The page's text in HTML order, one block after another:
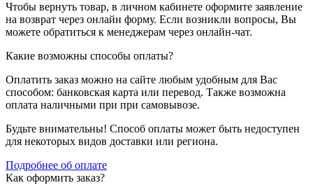
Чтобы вернуть товар, в личном кабинете оформите заявление
на возврат через онлайн форму. Если возникли вопросы, Вы
можете обратиться к менеджерам через онлайн-чат.
Какие возможны способы оплаты?
Оплатить заказ можно на сайте любым удобным для Вас
способом: банковская карта или перевод. Также возможна
оплата наличными при при самовывозе.
Будьте внимательны! Способ оплаты может быть недоступен
для некоторых видов доставки или региона.
Подробнее об оплате
Как оформить заказ?